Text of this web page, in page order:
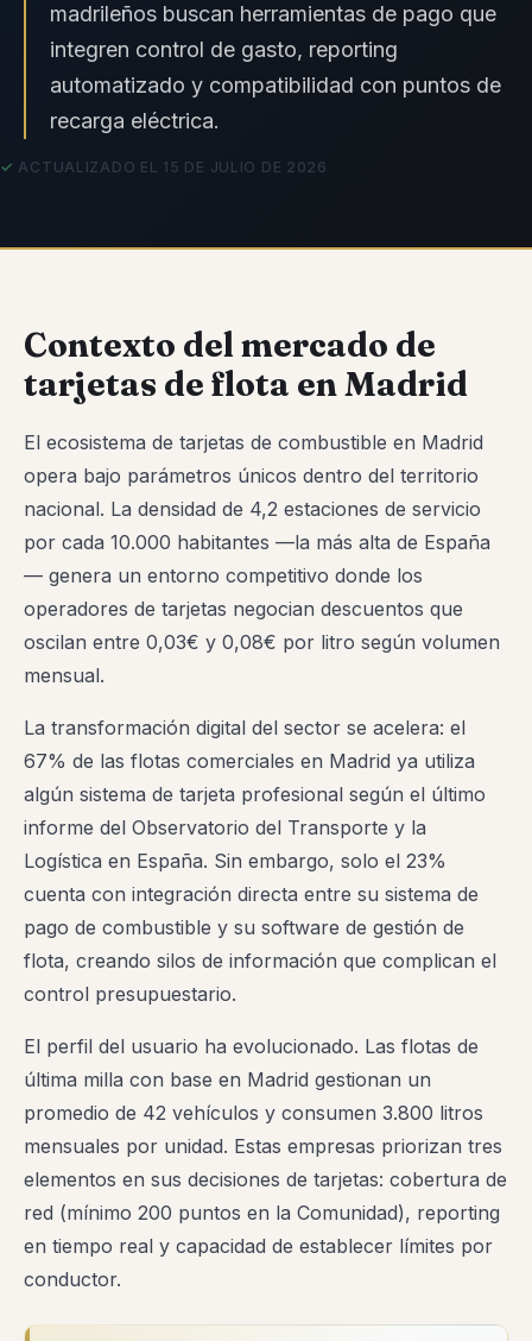
madrileños buscan herramientas de pago que
integren control de gasto, reporting
automatizado y compatibilidad con puntos de
recarga eléctrica.
ACTUALIZADO EL 15 DE JULIO DE 2026
Contexto del mercado de
tarjetas de flota en Madrid
El ecosistema de tarjetas de combustible en Madrid
opera bajo parámetros únicos dentro del territorio
nacional. La densidad de 4,2 estaciones de servicio
por cada 10.000 habitantes —la más alta de España
— genera un entorno competitivo donde los
operadores de tarjetas negocian descuentos que
oscilan entre 0,03€ y 0,08€ por litro según volumen
mensual.
La transformación digital del sector se acelera: el
67% de las flotas comerciales en Madrid ya utiliza
algún sistema de tarjeta profesional según el último
informe del Observatorio del Transporte y la
Logística en España. Sin embargo, solo el 23%
cuenta con integración directa entre su sistema de
pago de combustible y su software de gestión de
flota, creando silos de información que complican el
control presupuestario.
El perfil del usuario ha evolucionado. Las flotas de
última milla con base en Madrid gestionan un
promedio de 42 vehículos y consumen 3.800 litros
mensuales por unidad. Estas empresas priorizan tres
elementos en sus decisiones de tarjetas: cobertura de
red (mínimo 200 puntos en la Comunidad), reporting
en tiempo real y capacidad de establecer límites por
conductor.